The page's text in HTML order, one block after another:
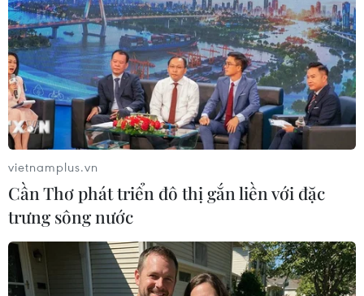
Pháp kêu gọi Israel cân nhắc việc cho
phép xây nhà định cư tại Bờ Tây
27/12/2018 23:30
Ngày 27/12, Pháp đã kêu gọi Israel cân nhắc lại việc
vietnamplus.vn
Cần Thơ phát triển đô thị gắn liền với đặc
trưng sông nước